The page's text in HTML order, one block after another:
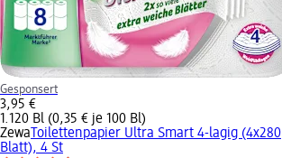
Gesponsert
3,95 €
1.120 Bl (0,35 € je 100 Bl)
Zewa Toilettenpapier Ultra Smart 4-lagig (4x280
Blatt), 4 St